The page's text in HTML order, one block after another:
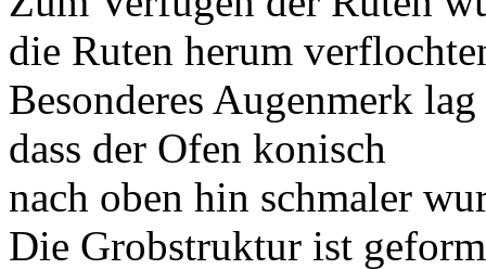
die Ruten herum
Besonderes Augenmerk
dass der Ofen konisch
nach oben hin schmaler
Die Grobstruktur ist